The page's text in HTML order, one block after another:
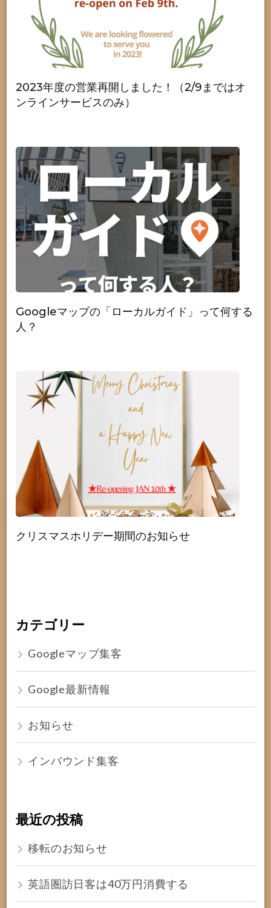
2023年度の営業再開しました！（2/9まではオ
ンラインサービスのみ）
Googleマップの「ローカルガイド」って何する
人？
クリスマスホリデー期間のお知らせ
カテゴリー
Googleマップ集客
Google最新情報
お知らせ
インバウンド集客
最近の投稿
移転のお知らせ
英語圏訪日客は40万円消費する